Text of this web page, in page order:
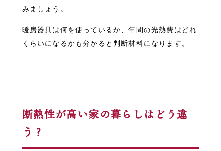
みましょう。
暖房器具は何を使っているか、年間の光熱費はどれ
くらいになるかも分かると判断材料になります。
断熱性が高い家の暮らしはどう違
う？